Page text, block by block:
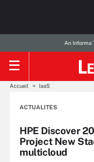
An Informa
Accueil IaaS
ACTUALITES
HPE Discover
Project New
multicloud